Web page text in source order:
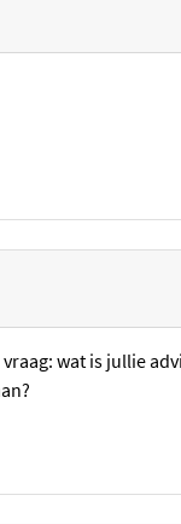
wat is jullie